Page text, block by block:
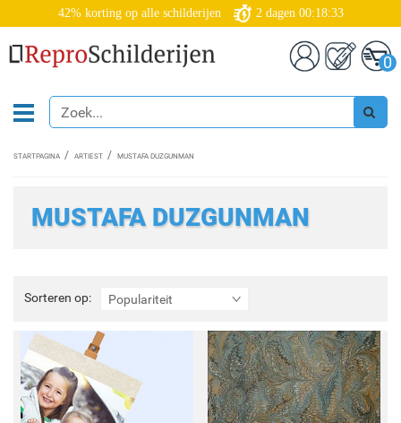
42% korting op alle schilderijen 2 dagen 00:18:32
0
STARTPAGINA ARTIEST MUSTAFA DUZGUNMAN
MUSTAFA DUZGUNMAN
Sorteren op: Populariteit
Sorteren
op: